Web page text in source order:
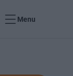
Menu